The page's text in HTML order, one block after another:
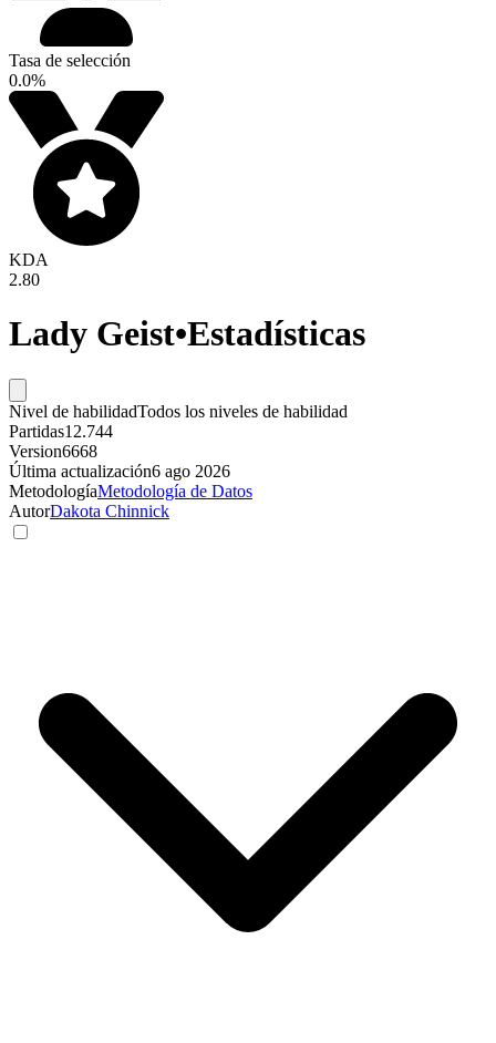
Tasa de selección
0.0%
KDA
2.80
Lady Geist•Estadísticas
Nivel de habilidadTodos los niveles de habilidad
Partidas12.744
Version6668
Última actualización6 ago 2026
MetodologíaMetodología de Datos
AutorDakota Chinnick